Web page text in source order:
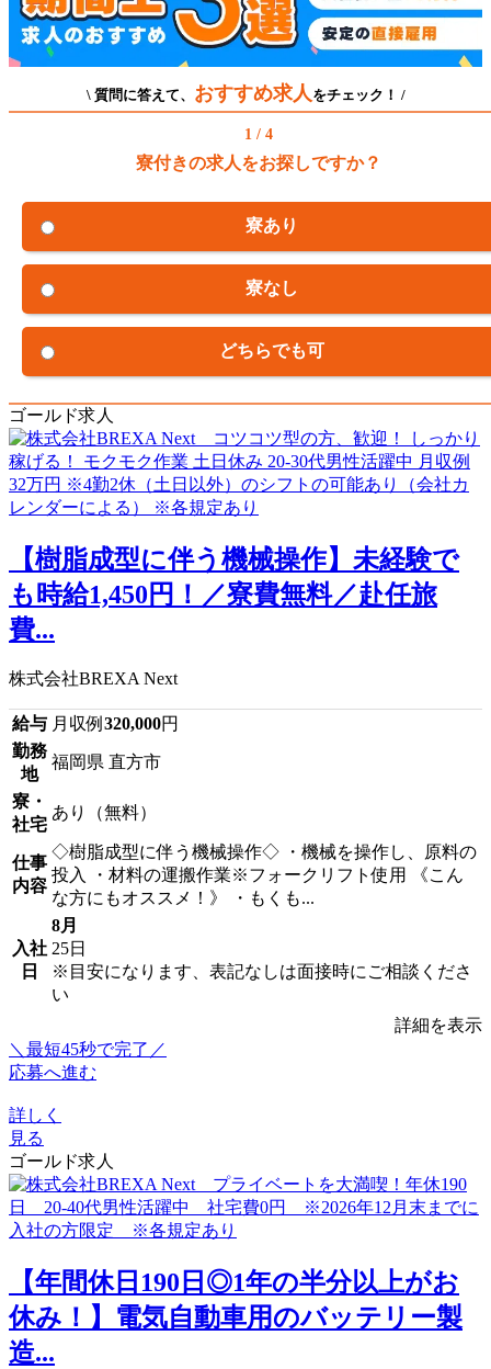
\ 質問に答えて、 おすすめ求人 をチェック！ /
1 / 4
寮付きの求人をお探しですか？
寮あり
寮なし
どちらでも可
ゴールド求人
【樹脂成型に伴う機械操作】未経験で
も時給1,450円！／寮費無料／赴任旅
費...
株式会社BREXA Next
給与 月収例 320,000円
勤務
地
福岡県 直方市
寮・
社宅
あり（無料）
仕事
内容
◇樹脂成型に伴う機械操作◇ ・機械を操作し、原料の
投入 ・材料の運搬作業※フォークリフト使用 《こん
な方にもオススメ！》 ・もくも...
入社
日
8月
25日
※目安になります、表記なしは面接時にご相談くださ
い
詳細を表示
＼最短45秒で完了／
応募へ進む
詳しく
見る
ゴールド求人
【年間休日190日◎1年の半分以上がお
休み！】電気自動車用のバッテリー製
造...